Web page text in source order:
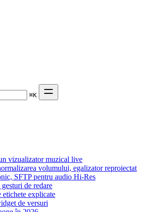
⌘K
vizualizator muzical live
volumului, egalizator reproiectat
SFTP pentru audio Hi-Res
de redare
explicate
de versuri